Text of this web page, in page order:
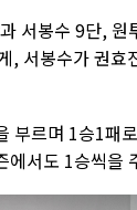
서봉수 9단, 원
서봉수가 권효
부르며 1승1패
서도 1승씩을